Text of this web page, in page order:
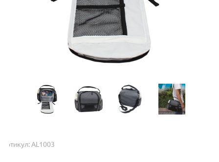
Артикул: AL1003